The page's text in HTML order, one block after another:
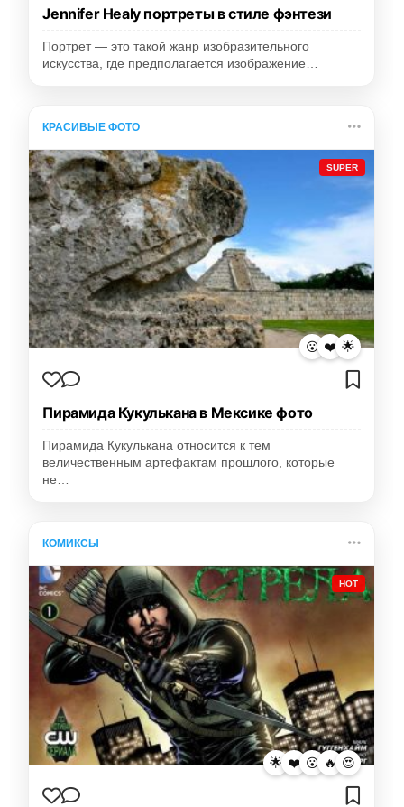
Jennifer Healy портреты в стиле фэнтези
Портрет — это такой жанр изобразительного
искусства, где предполагается изображение…
КРАСИВЫЕ ФОТО
SUPER
😮 ❤️ 🌟
Пирамида Кукулькана в Мексике фото
Пирамида Кукулькана относится к тем
величественным артефактам прошлого, которые
не…
КОМИКСЫ
HOT
🌟 ❤️ 😮 🔥 😍